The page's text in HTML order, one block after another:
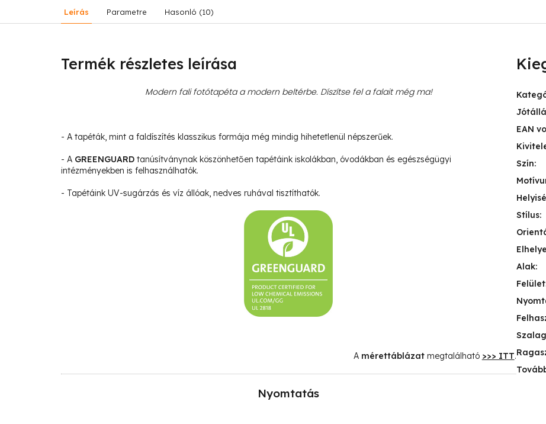
Leírás Parametre Hasonló (10)
Termék részletes leírása
Modern fali fotótapéta a modern beltérbe. Díszítse fel a falait még ma!
- A tapéták, mint a faldíszítés klasszikus formája még mindig hihetetlenül népszerűek.
- A GREENGUARD tanúsítványnak köszönhetően tapétáink iskolákban, óvodákban és egészségügyi
intézményekben is felhasználhatók.
- Tapétáink UV-sugárzás és víz állóak, nedves ruhával tisztíthatók.
A mérettáblázat megtalálható >>> ITT.
Nyomtatás
EAN
Szín:
Stílus:
Alak:
Felület